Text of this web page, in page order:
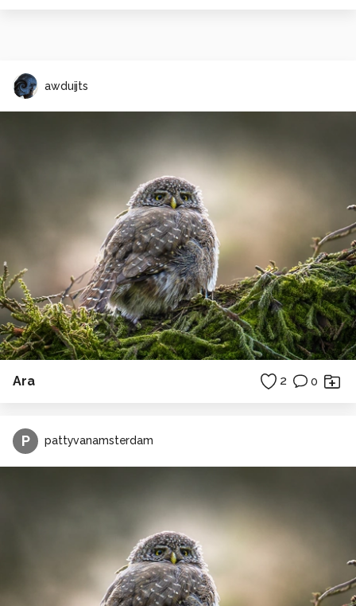
awduijts
Ara 2 0
P pattyvanamsterdam